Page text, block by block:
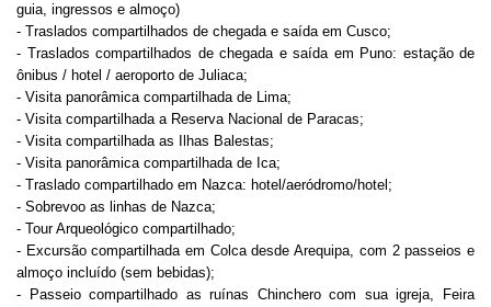
guia, ingressos e almoço)
- Traslados compartilhados de chegada e saída em Cusco;
- Traslados compartilhados de chegada e saída em Puno: estação de
ônibus / hotel / aeroporto de Juliaca;
- Visita panorâmica compartilhada de Lima;
- Visita compartilhada a Reserva Nacional de Paracas;
- Visita compartilhada as Ilhas Balestas;
- Visita panorâmica compartilhada de Ica;
- Traslado compartilhado em Nazca: hotel/aeródromo/hotel;
- Sobrevoo as linhas de Nazca;
- Tour Arqueológico compartilhado;
- Excursão compartilhada em Colca desde Arequipa, com 2 passeios e
almoço incluído (sem bebidas);
- Passeio compartilhado as ruínas Chinchero com sua igreja, Feira